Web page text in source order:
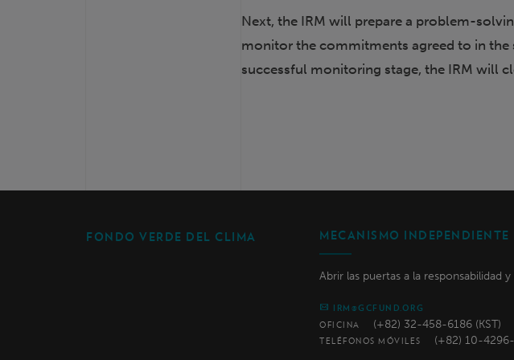
Next, the IRM will prepare a problem-
monitor the commitments agreed to in
successful monitoring stage, the IRM will
FONDO VERDE DEL CLIMA MECANISMO INDEPENDIENTE
Abrir las puertas a la responsabilidad
IRM@GCFUND.ORG
OFICINA
(+82) 32-458-6186 (KST)
TELÉFONOS MÓVILES (+82) 10-4296-